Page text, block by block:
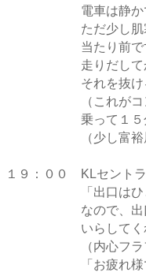
電車は静かで、社
ただ少し肌寒い
当たり前ですが、
走りだしてから５
それを抜けると、
（これがコンド
乗って１５分くら
（少し富裕層が住
１９：００ KLセント
「出口はひとつなん
なので、出口横の
いらしてくれて
（内心フラフラ
「お疲れ様です、や